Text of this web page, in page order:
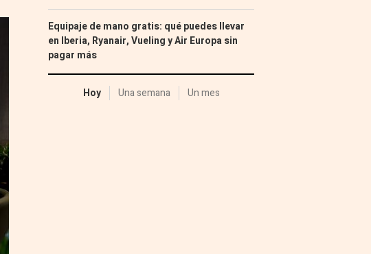
Equipaje de mano gratis: qué puedes llevar
en Iberia, Ryanair, Vueling y Air Europa sin
pagar más
Hoy Una semana Un mes